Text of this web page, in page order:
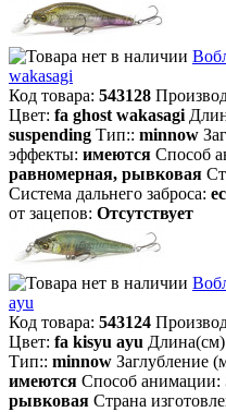
wakasagi
Код товара: 543128
Цвет: fa ghost wakasagi
suspending Тип:: minnow
эффекты: имеются Способ
равномерная, рывковая
Система дальнего заброса:
от зацепов: Отсутствует
ayu
Код товара: 543124
Цвет: fa kisyu ayu
Тип:: minnow Заглубление
имеются Способ анимации:
рывковая Страна